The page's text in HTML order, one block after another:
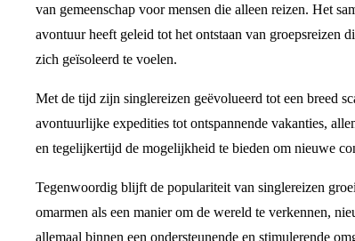
van gemeenschap voor mensen die alleen reizen. Het
avontuur heeft geleid tot het ontstaan van
zich geïsoleerd te voelen.
Met de tijd zijn singlereizen geëvolueerd tot een breed
avontuurlijke expedities tot ontspannende vakanties,
en tegelijkertijd de mogelijkheid te bieden om nieuwe
Tegenwoordig blijft de populariteit van singlereizen
omarmen als een manier om de wereld te verkennen,
allemaal binnen een ondersteunende en stimulerende